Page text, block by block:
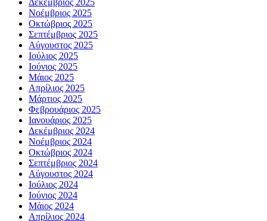
Νοέμβριος 2025
Οκτώβριος 2025
Σεπτέμβριος 2025
Αύγουστος 2025
Ιούλιος 2025
Ιούνιος 2025
Μάιος 2025
Απρίλιος 2025
Μάρτιος 2025
Φεβρουάριος 2025
Ιανουάριος 2025
Δεκέμβριος 2024
Νοέμβριος 2024
Οκτώβριος 2024
Σεπτέμβριος 2024
Αύγουστος 2024
Ιούλιος 2024
Ιούνιος 2024
Μάιος 2024
Απρίλιος 2024